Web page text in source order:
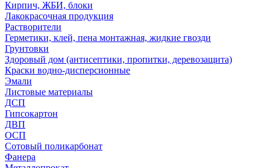
Кирпич, ЖБИ, блоки
Лакокрасочная продукция
Растворители
Герметики, клей, пена монтажная, жидкие гвозди
Грунтовки
Здоровый дом (антисептики, пропитки, деревозащита)
Краски водно-дисперсионные
Эмали
Листовые материалы
ДСП
Гипсокартон
ДВП
ОСП
Сотовый поликарбонат
Фанера